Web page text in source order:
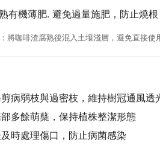
有機薄肥. 避免過量施肥，防止燒根
將咖啡渣腐熟後混入土壤淺層，避免直接使
病弱枝與過密枝，維持樹冠通風透
多餘萌蘖，保持植株整潔形態
時處理傷口，防止病菌感染